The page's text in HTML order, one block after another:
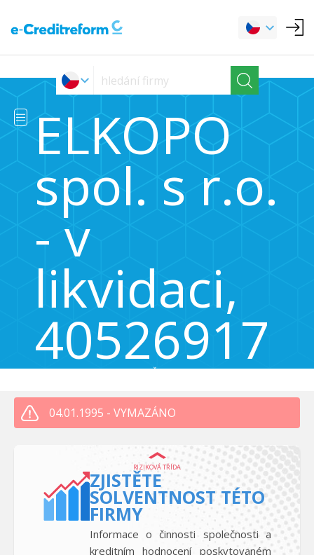
ELKOPO
spol. s r.o.
- v
likvidaci,
40526917
Slovanské údolí 101, Plzeň, Česká republika 318 02
04.01.1995 - VYMAZÁNO
RIZIKOVÁ TŘÍDA
ZJISTĚTE
SOLVENTNOST TÉTO
FIRMY
Informace o činnosti společnosti a
kreditním hodnocení poskytovaném